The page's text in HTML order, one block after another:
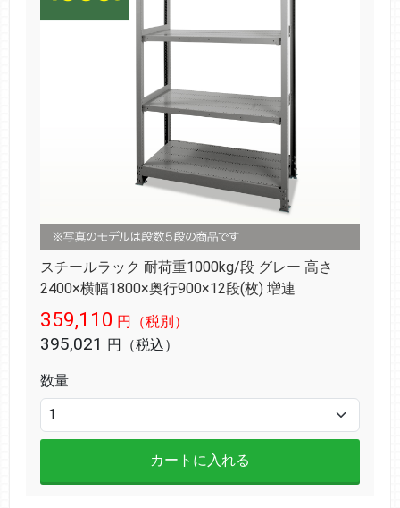
スチールラック 耐荷重1000kg/段 グレー 高さ
2400×横幅1800×奥行900×12段(枚) 増連
359,110 円（税別）
395,021 円（税込）
数量
カートに入れる